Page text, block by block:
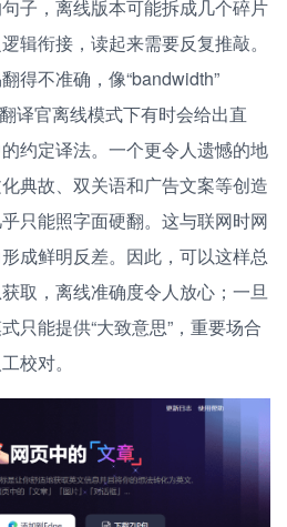
子，离线版本可能拆成几个碎片
辑衔接，读起来需要反复推敲。
得不准确，像“bandwidth”
译官离线模式下有时会给出直
约定译法。一个更令人遗憾的地
典故、双关语和广告文案等创造
只能照字面硬翻。这与联网时网
成鲜明反差。因此，可以这样总
取，离线准确度令人放心；一旦
只能提供“大致意思”，重要场合
校对。